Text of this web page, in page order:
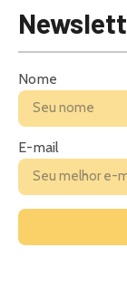
Nome
E-mail